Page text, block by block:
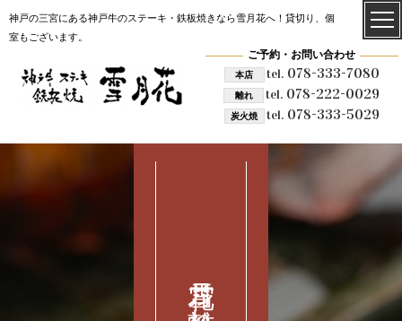
神戸の三宮にある神戸牛のステーキ・鉄板焼きなら雪月花へ！貸切り、個
室もございます。
ご予約・お問い合わせ
本店 tel.078-333-7080
離れ tel. 078-222-0029
炭火焼 tel.078-333-5029
雪月花 離れ